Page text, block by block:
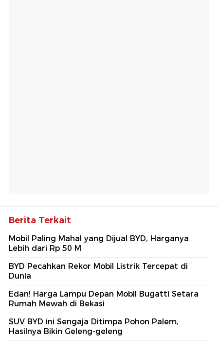
Berita Terkait
Mobil Paling Mahal yang Dijual BYD, Harganya
Lebih dari Rp 50 M
BYD Pecahkan Rekor Mobil Listrik Tercepat di
Dunia
Edan! Harga Lampu Depan Mobil Bugatti Setara
Rumah Mewah di Bekasi
SUV BYD ini Sengaja Ditimpa Pohon Palem,
Hasilnya Bikin Geleng-geleng